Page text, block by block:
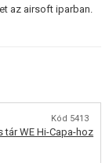
bármilyen
az airsoft iparban.
Kód 5413